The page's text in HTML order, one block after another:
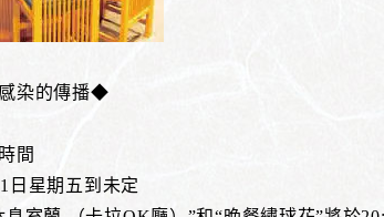
染的傳播◆
時間
日星期五到未定